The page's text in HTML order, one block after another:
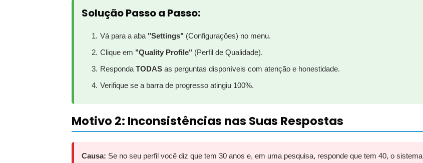
Solução Passo a Passo:
Vá para a aba "Settings" (Configurações) no menu.
Clique em "Quality Profile" (Perfil de Qualidade).
Responda TODAS as perguntas disponíveis com atenção e honestidade.
Verifique se a barra de progresso atingiu 100%.
Motivo 2: Inconsistências nas Suas Respostas
Causa: Se no seu perfil você diz que tem 30 anos e, em uma pesquisa, responde que tem 40, o sistema